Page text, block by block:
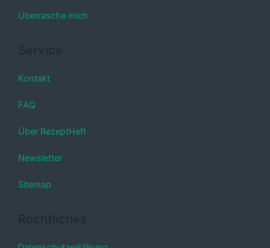
Überrasche mich
Kontakt
FAQ
Über RezeptHeft
Newsletter
Sitemap